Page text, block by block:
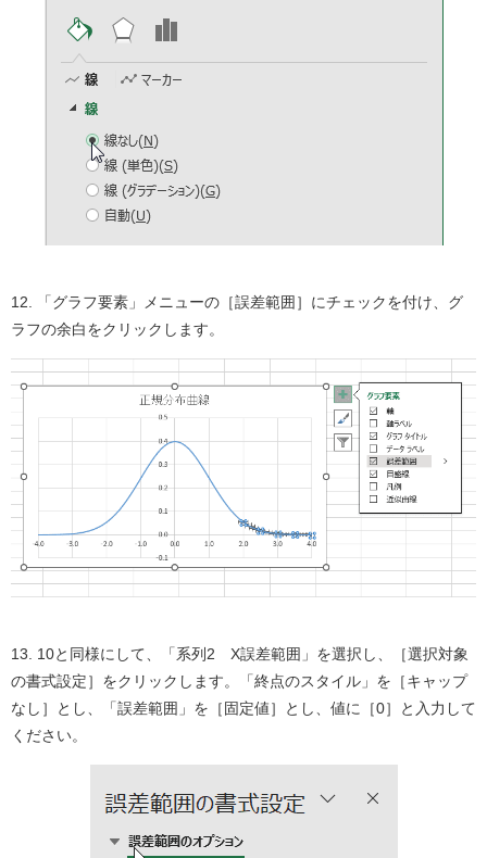
12. 「グラフ要素」メニューの［誤差範囲］にチェックを付け、グ
ラフの余白をクリックします。
13. 10と同様にして、「系列2 X誤差範囲」を選択し、［選択対象
の書式設定］をクリックします。「終点のスタイル」を［キャップ
なし］とし、「誤差範囲」を［固定値］とし、値に［0］と入力して
ください。